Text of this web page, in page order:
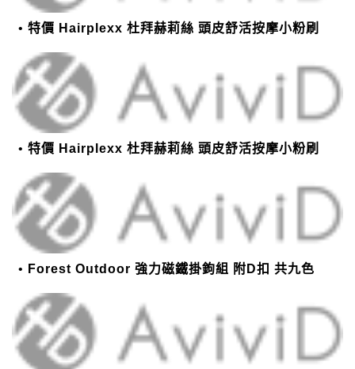
特價 Hairplexx 杜拜赫莉絲 頭皮舒活按摩小粉刷
特價 Hairplexx 杜拜赫莉絲 頭皮舒活按摩小粉刷
Forest Outdoor 強力磁鐵掛鉤組 附D扣 共九色